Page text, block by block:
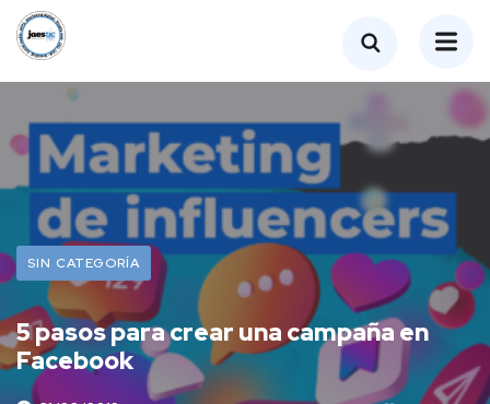
SIN CATEGORÍA
5 pasos para crear una campaña en
Facebook